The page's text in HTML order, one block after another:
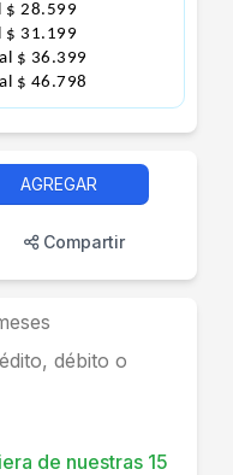
$ 28.599
$ 31.199
$ 36.399
$ 46.798
AGREGAR
Compartir
débito o
de nuestras 15